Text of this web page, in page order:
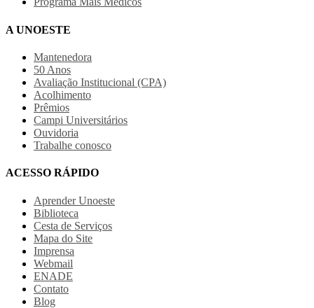
A UNOESTE
Mantenedora
50 Anos
Avaliação Institucional (CPA)
Acolhimento
Prêmios
Campi Universitários
Ouvidoria
Trabalhe conosco
ACESSO RÁPIDO
Aprender Unoeste
Biblioteca
Cesta de Serviços
Mapa do Site
Imprensa
Webmail
ENADE
Contato
Blog